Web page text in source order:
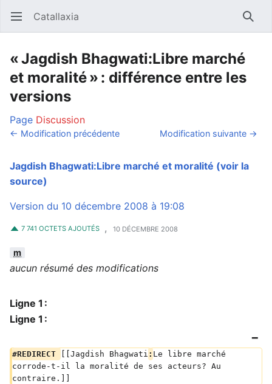
Ouvrir le menu principal Catallaxia
« Jagdish Bhagwati:Libre marché
et moralité » : différence entre les
versions
Page Discussion
← Modification précédente Modification suivante →
Jagdish Bhagwati:Libre marché et moralité (voir la
source)
Version du 10 décembre 2008 à 19:08
7 741 OCTETS AJOUTÉS , 10 DÉCEMBRE 2008
m
aucun résumé des modifications
Ligne 1 :
Ligne 1 :
#REDIRECT [[Jagdish Bhagwati : Le libre marché
corrode-t-il la moralité de ses acteurs? Au
contraire.]]